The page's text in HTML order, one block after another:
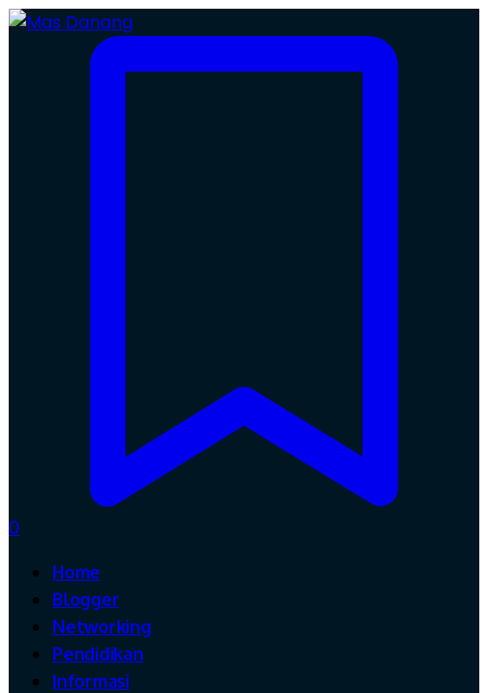
0
Home
Blogger
Networking
Pendidikan
Informasi